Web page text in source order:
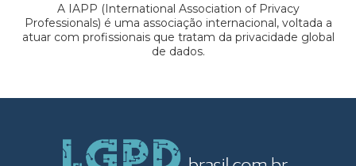
A IAPP (International Association of Privacy
Professionals) é uma associação internacional, voltada a
atuar com profissionais que tratam da privacidade global
de dados.